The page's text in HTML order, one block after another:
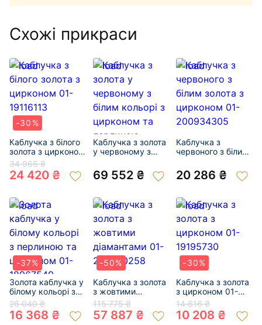
Схожі прикраси
-30%
Каблучка з білого
золота з цирконом
01-19116113
34 965 ₴
24 420 ₴
Каблучка з золота
у червоному з
цирконом та
перлиною «Коло»
69 552 ₴
Каблучка з
червоного з білим
01-200934305
20 286 ₴
-37%
Золота каблучка у
білому кольорі з
перлиною та
цирконом 01-
18967549
26 040 ₴
16 368 ₴
-50%
Каблучка з золота
з жовтими
діамантами 01-
200580258
115 775 ₴
57 887 ₴
-30%
Каблучка з золота
з цирконом 01-
19195730
14 616 ₴
10 208 ₴